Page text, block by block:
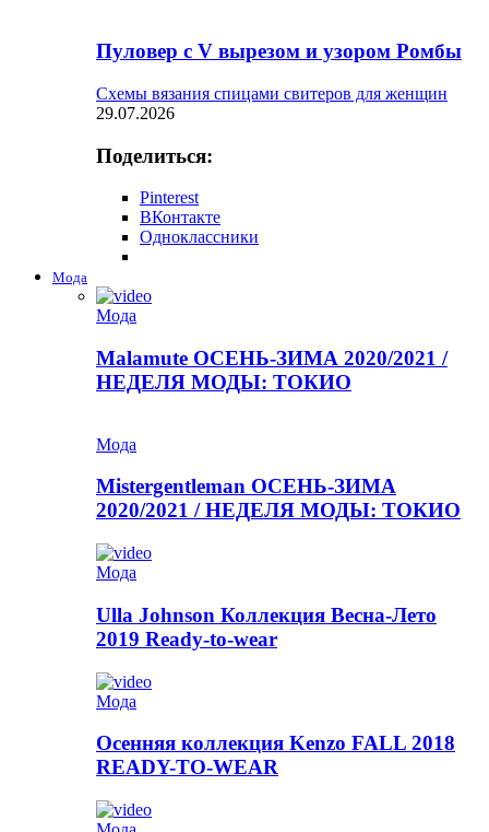
Пуловер с V вырезом и узором Ромбы
Схемы вязания спицами свитеров для женщин
29.07.2026
Поделиться:
Pinterest
ВКонтакте
Одноклассники
Мода
Мода
Malamute ОСЕНЬ-ЗИМА 2020/2021 /
НЕДЕЛЯ МОДЫ: ТОКИО
Мода
Mistergentleman ОСЕНЬ-ЗИМА
2020/2021 / НЕДЕЛЯ МОДЫ: ТОКИО
Мода
Ulla Johnson Коллекция Весна-Лето
2019 Ready-to-wear
Мода
Осенняя коллекция Kenzo FALL 2018
READY-TO-WEAR